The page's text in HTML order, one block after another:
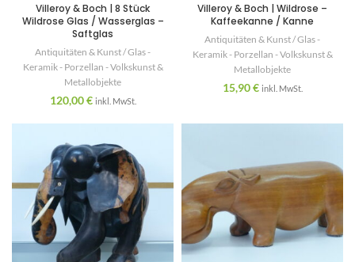
Villeroy & Boch | 8 Stück
Wildrose Glas / Wasserglas –
Saftglas
Antiquitäten & Kunst / Glas -
Keramik - Porzellan - Volkskunst &
Metallobjekte
120,00€ inkl. MwSt.
Villeroy & Boch | Wildrose –
Kaffeekanne / Kanne
Antiquitäten & Kunst / Glas -
Keramik - Porzellan - Volkskunst &
Metallobjekte
15,90€ inkl. MwSt.